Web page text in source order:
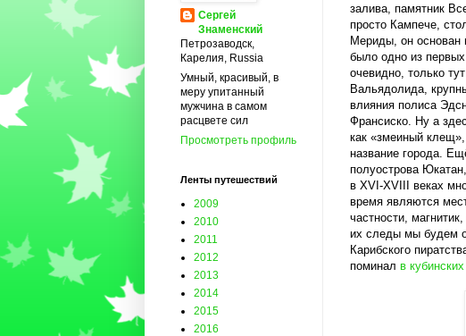
залива, памятник
просто Кампече,
Мериды, он основан
было одно из
очевидно, только
Вальядолида,
влияния полиса
Франсиско. Ну а
как «змеиный
название города.
полуострова
в XVI-XVIII веках
время являются
частности,
их следы мы будем
Карибского
поминал в
Сергей
Знаменский
Петрозаводск,
Карелия, Russia
Умный, красивый, в
меру упитанный
мужчина в самом
расцвете сил
Просмотреть профиль
Ленты путешествий
2009
2010
2011
2012
2013
2014
2015
2016